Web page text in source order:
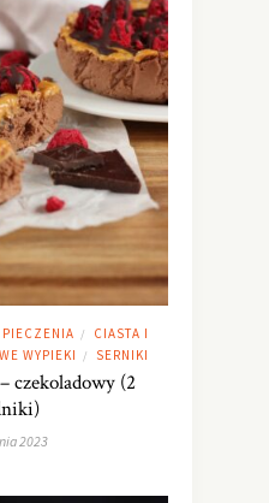
PIECZENIA /
CIASTA I
WYPIEKI / SERNIKI
czekoladowy (2
2023